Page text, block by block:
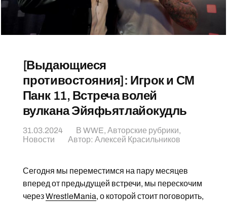
[Выдающиеся
противостояния]: Игрок и СМ
Панк 11, Встреча волей
вулкана Эйяфьятлайокудль
31.03.2024 В WWE, Авторские рубрики,
Новости
Автор: Алексей Красильников
Сегодня мы переместимся на пару месяцев
вперед от предыдущей встречи, мы перескочим
черезWrestleMania, о которой стоит поговорить,